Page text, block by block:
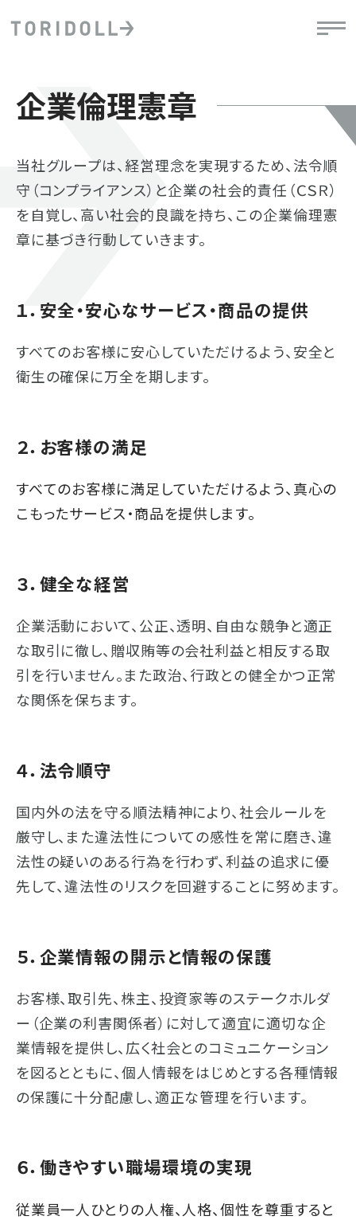
企業倫理憲章
当社グループは、経営理念を実現するため、法令順
守（コンプライアンス）と企業の社会的責任（ＣＳＲ）
を自覚し、高い社会的良識を持ち、この企業倫理憲
章に基づき行動していきます。
１．安全・安心なサービス・商品の提供
すべてのお客様に安心していただけるよう、安全と
衛生の確保に万全を期します。
２．お客様の満足
すべてのお客様に満足していただけるよう、真心の
こもったサービス・商品を提供します。
３．健全な経営
企業活動において、公正、透明、自由な競争と適正
な取引に徹し、贈収賄等の会社利益と相反する取
引を行いません。また政治、行政との健全かつ正常
な関係を保ちます。
４．法令順守
国内外の法を守る順法精神により、社会ルールを
厳守し、また違法性についての感性を常に磨き、違
法性の疑いのある行為を行わず、利益の追求に優
先して、違法性のリスクを回避することに努めます。
５．企業情報の開示と情報の保護
お客様、取引先、株主、投資家等のステークホルダ
ー（企業の利害関係者）に対して適宜に適切な企
業情報を提供し、広く社会とのコミュニケーション
を図るとともに、個人情報をはじめとする各種情報
の保護に十分配慮し、適正な管理を行います。
６．働きやすい職場環境の実現
従業員一人ひとりの人権、人格、個性を尊重すると